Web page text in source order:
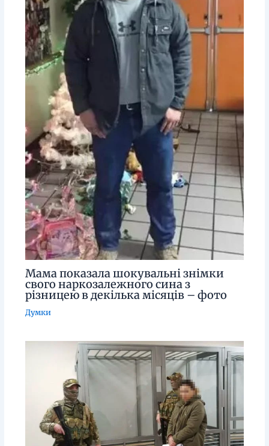
Мама показала шокувальні знімки
свого наркозалежного сина з
різницею в декілька місяців – фото
Думки